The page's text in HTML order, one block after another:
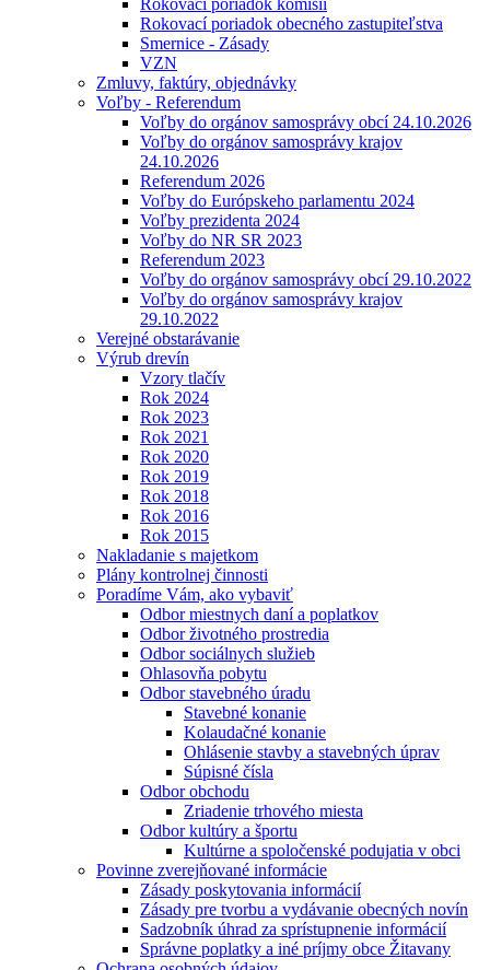
Rokovací poriadok komisií
Rokovací poriadok obecného zastupiteľstva
Smernice - Zásady
VZN
Zmluvy, faktúry, objednávky
Voľby - Referendum
Voľby do orgánov samosprávy obcí 24.10.2026
Voľby do orgánov samosprávy krajov
24.10.2026
Referendum 2026
Voľby do Európskeho parlamentu 2024
Voľby prezidenta 2024
Voľby do NR SR 2023
Referendum 2023
Voľby do orgánov samosprávy obcí 29.10.2022
Voľby do orgánov samosprávy krajov
29.10.2022
Verejné obstarávanie
Výrub drevín
Vzory tlačív
Rok 2024
Rok 2023
Rok 2021
Rok 2020
Rok 2019
Rok 2018
Rok 2016
Rok 2015
Nakladanie s majetkom
Plány kontrolnej činnosti
Poradíme Vám, ako vybaviť
Odbor miestnych daní a poplatkov
Odbor životného prostredia
Odbor sociálnych služieb
Ohlasovňa pobytu
Odbor stavebného úradu
Stavebné konanie
Kolaudačné konanie
Ohlásenie stavby a stavebných úprav
Súpisné čísla
Odbor obchodu
Zriadenie trhového miesta
Odbor kultúry a športu
Kultúrne a spoločenské podujatia v obci
Povinne zverejňované informácie
Zásady poskytovania informácií
Zásady pre tvorbu a vydávanie obecných novín
Sadzobník úhrad za sprístupnenie informácií
Správne poplatky a iné príjmy obce Žitavany